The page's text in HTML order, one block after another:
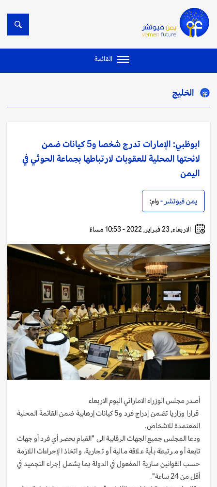
القائمة
الخليج
ابوظبي: الإمارات تدرج شخصا و5 كيانات ضمن
لائحتها المحلية للعقوبات لارتباطها بجماعة الحوثي في
اليمن
يمن فيوتشر -وام:
الاربعاء, 23 فبراير, 2022 - 10:53 مساءً
أصدر مجلس الوزراء الاماراتي اليوم الاربعاء
قرارا وزاريا تضمن إدراج فرد و5 كيانات إرهابية ضمن القائمة المحلية
المعتمدة للاشخاص.
ودعا المجلس جميع الجهات الرقابية الى "القيام بحصر أي فرد أو جهات
تابعة أو مرتبطة بأية علاقة مالية أو تجارية، واتخاذ الإجراءات اللازمة
حسب القوانين سارية المفعول في الدولة بما يشمل إجراء التجميد في
أقل من 24 ساعة".